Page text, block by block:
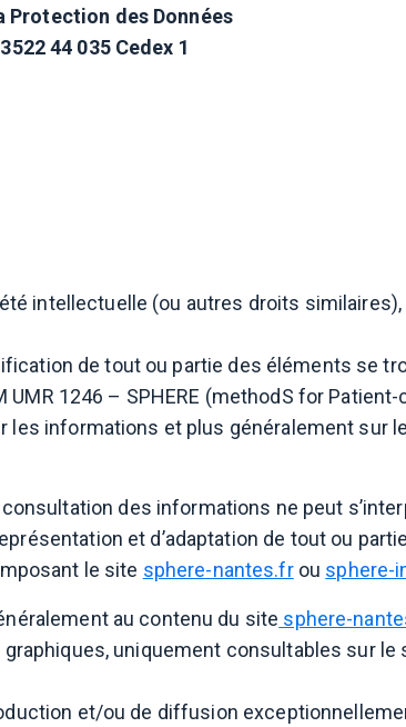
Protection des Données
44 035 Cedex 1
intellectuelle (ou autres droits similaires),
de tout ou partie des éléments se
1246 – SPHERE (methodS for
les informations et plus généralement sur
des informations ne peut
et d’adaptation de tout ou
le site sphere-nantes.frou sphere-
au contenu du site sphere-
uniquement consultables sur le
et/ou de diffusion